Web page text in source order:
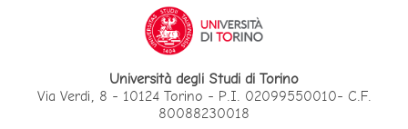
Università degli Studi di Torino
Via Verdi, 8 - 10124 Torino - P.I. 02099550010- C.F.
80088230018